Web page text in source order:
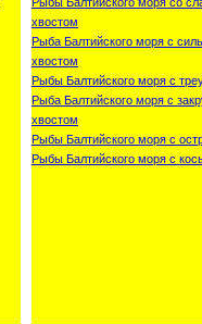
хвостом
Рыба Балтийского моря с
хвостом
Рыбы Балтийского моря с
Рыба Балтийского моря с
хвостом
Рыбы Балтийского моря с
Рыбы Балтийского моря с